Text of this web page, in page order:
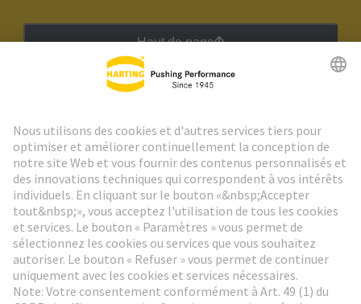
Haut de page
Aller à l'inscription
Social Media